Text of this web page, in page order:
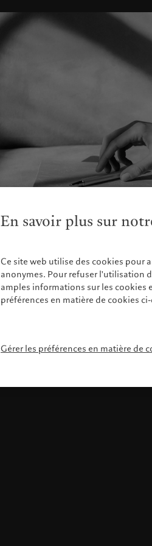
En savoir plus sur
Ce site web utilise des cookies pour
anonymes. Pour refuser l'utilisation
amples informations sur les cookies
préférences en matière de cookies
Gérer les préférences en matière de